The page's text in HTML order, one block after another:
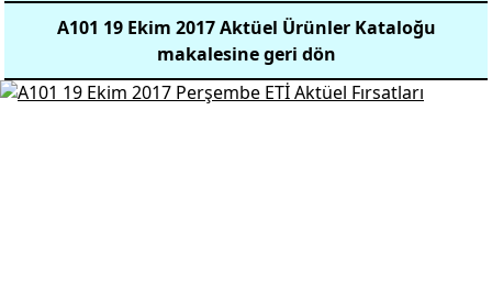
A101 19 Ekim 2017 Aktüel Ürünler Kataloğu
makalesine geri dön